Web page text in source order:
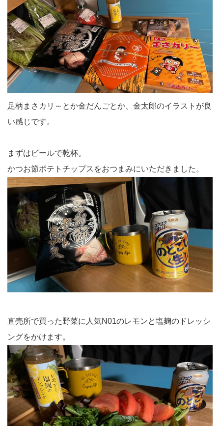
足柄まさカリ～とか金だんごとか、金太郎のイラストが良
い感じです。
まずはビールで乾杯。
かつお節ポテトチップスをおつまみにいただきました。
直売所で買った野菜に人気N01のレモンと塩麹のドレッシ
ングをかけます。